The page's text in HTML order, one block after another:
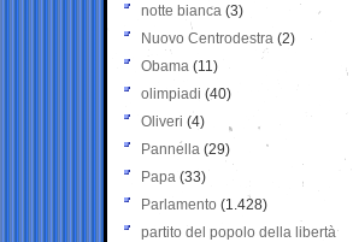
notte bianca (3)
Nuovo Centrodestra (2)
Obama (11)
olimpiadi (40)
Oliveri (4)
Pannella (29)
Papa (33)
Parlamento (1.428)
partito del popolo della libertà